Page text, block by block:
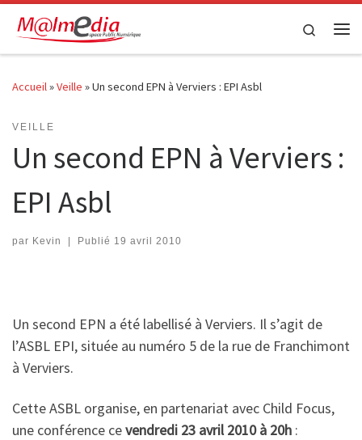
Passer au contenu
Search
Accueil»Veille »Un second EPN à Verviers : EPI Asbl
VEILLE
Un second EPN à Verviers :
EPI Asbl
par Kevin | Publié 19 avril 2010
Un second EPN a été labellisé à Verviers. Il s’agit de
l’ASBL EPI, située au numéro 5 de la rue de Franchimont
à Verviers.
Cette ASBL organise, en partenariat avec Child Focus,
une conférence cevendredi 23 avril 2010 à 20h :